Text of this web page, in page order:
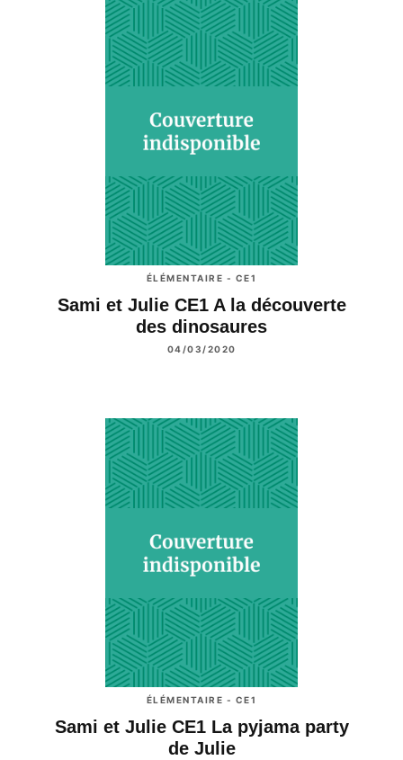
ÉLÉMENTAIRE - CE1
Sami et Julie CE1 A la découverte
des dinosaures
04/03/2020
ÉLÉMENTAIRE - CE1
Sami et Julie CE1 La pyjama party
de Julie